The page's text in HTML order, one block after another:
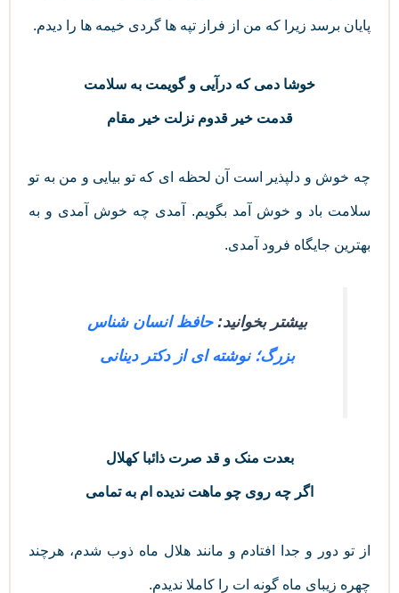
پایان برسد زیرا که من از فراز تپه ها گردی خیمه ها را دیدم.
خوشا دمی که درآیی و گویمت به سلامت
قدمت خیر قدوم نزلت خیر مقام
چه خوش و دلپذیر است آن لحظه ای که تو بیایی و من به تو
سلامت باد و خوش آمد بگویم. آمدی چه خوش آمدی و به
بهترین جایگاه فرود آمدی.
بیشتر بخوانید:حافظ انسان شناس
بزرگ؛ نوشته ای از دکتر دینانی
بعدت منک و قد صرت ذائبا کهلال
اگر چه روی چو ماهت ندیده‌ ام به تمامی
از تو دور و جدا افتادم و مانند هلال ماه ذوب شدم، هرچند
چهره زیبای ماه گونه ات را کاملا ندیدم.